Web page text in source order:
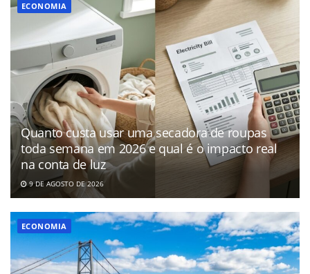
ECONOMIA
Quanto custa usar uma secadora de roupas
toda semana em 2026 e qual é o impacto real
na conta de luz
9 DE AGOSTO DE 2026
ECONOMIA